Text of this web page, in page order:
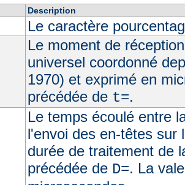
Description
Le caractère
Le moment de
universel coordonné
1970) et exprimé en
précédée de t=.
Le temps écoulé entre
l'envoi des en-têtes sur
durée de traitement de
précédée de D=. La